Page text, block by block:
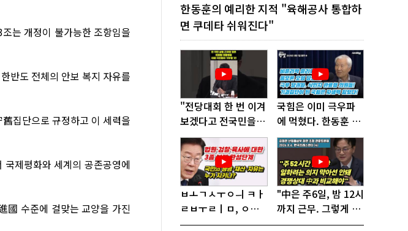
는 개정이 불가능한 조항임을
반도 전체의 안보 복지 자유를
집단으로 규정하고 이 세력을
제평화와 세계의 공존공영에
國 수준에 걸맞는 교양을 가진
한동훈의 예리한 지적 "육해공사 통합하
면 쿠데타 쉬워진다"
"전당대회 한 번 이겨
보겠다고 전국민을
'지옥문'으로 밀어!"
국힘은 이미 극우파
에 먹혔다. 한동훈 창
당이 답!
ㅂㅗㄱㅅㅜㅇㅢ ㅋㅏ
ㄹㅂㅜㄹㅣㅁ, ㅇㅙ
ㄱㅜㄱㅁㅣㄴㄷㅡㄹ
"中은 주6일, 밤 12시
까지 근무. 그렇게 일
해서 어떻게 경쟁하